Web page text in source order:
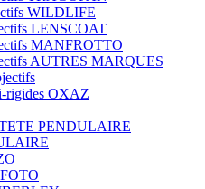
WILDLIFE
LENSCOAT
MANFROTTO
AUTRES MARQUES
rigides OXAZ
PENDULAIRE